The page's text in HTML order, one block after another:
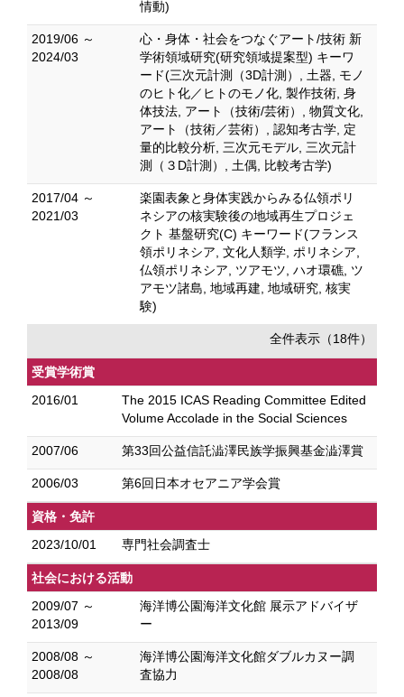
情動)
2019/06 ～
2024/03
心・身体・社会をつなぐアート/技術 新
学術領域研究(研究領域提案型) キーワ
ード(三次元計測（3D計測）, 土器, モノ
のヒト化／ヒトのモノ化, 製作技術, 身
体技法, アート（技術/芸術）, 物質文化,
アート（技術／芸術）, 認知考古学, 定
量的比較分析, 三次元モデル, 三次元計
測（３D計測）, 土偶, 比較考古学)
2017/04 ～
2021/03
楽園表象と身体実践からみる仏領ポリ
ネシアの核実験後の地域再生プロジェ
クト 基盤研究(C) キーワード(フランス
領ポリネシア, 文化人類学, ポリネシア,
仏領ポリネシア, ツアモツ, ハオ環礁, ツ
アモツ諸島, 地域再建, 地域研究, 核実
験)
全件表示（18件）
受賞学術賞
2016/01
The 2015 ICAS Reading Committee Edited
Volume Accolade in the Social Sciences
2007/06 第33回公益信託澁澤民族学振興基金澁澤賞
2006/03 第6回日本オセアニア学会賞
資格・免許
2023/10/01
専門社会調査士
社会における活動
2009/07 ～
2013/09
海洋博公園海洋文化館 展示アドバイザ
ー
2008/08 ～
2008/08
海洋博公園海洋文化館ダブルカヌー調
査協力